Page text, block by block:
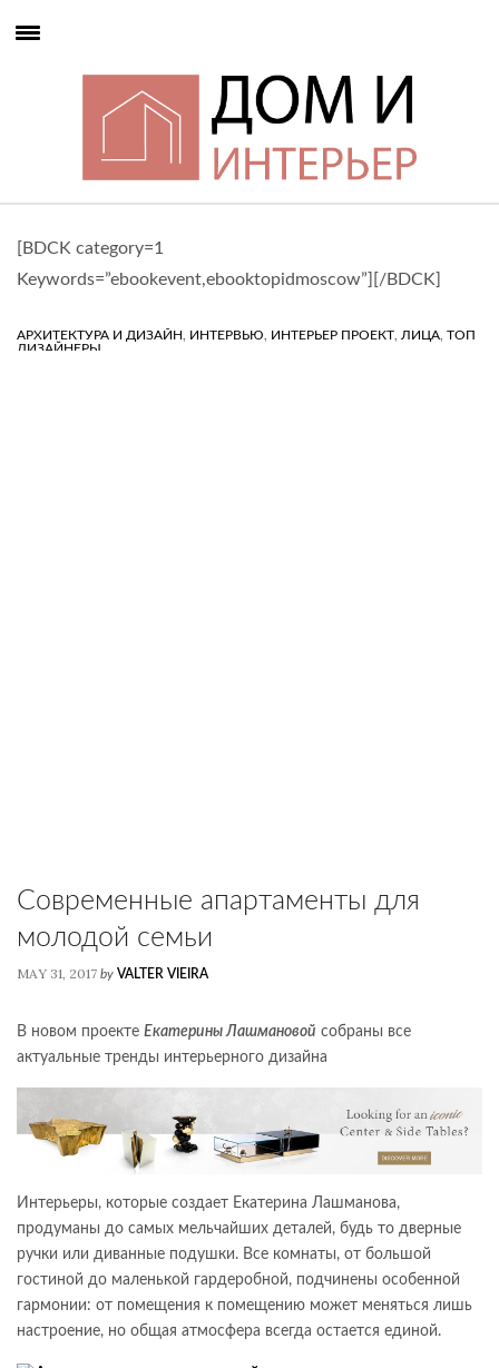
[BDCK category=1
Keywords=”ebookevent,ebooktopidmoscow”][/BDCK]
АРХИТЕКТУРА И ДИЗАЙН, ИНТЕРВЬЮ, ИНТЕРЬЕР ПРОЕКТ, ЛИЦА, ТОП
ДИЗАЙНЕРЫ
Современные апартаменты для
молодой семьи
MAY 31, 2017 by VALTER VIEIRA
В новом проекте Екатерины Лашмановой собраны все
актуальные тренды интерьерного дизайна
Интерьеры, которые создает Екатерина Лашманова,
продуманы до самых мельчайших деталей, будь то дверные
ручки или диванные подушки. Все комнаты, от большой
гостиной до маленькой гардеробной, подчинены особенной
гармонии: от помещения к помещению может меняться лишь
настроение, но общая атмосфера всегда остается единой.